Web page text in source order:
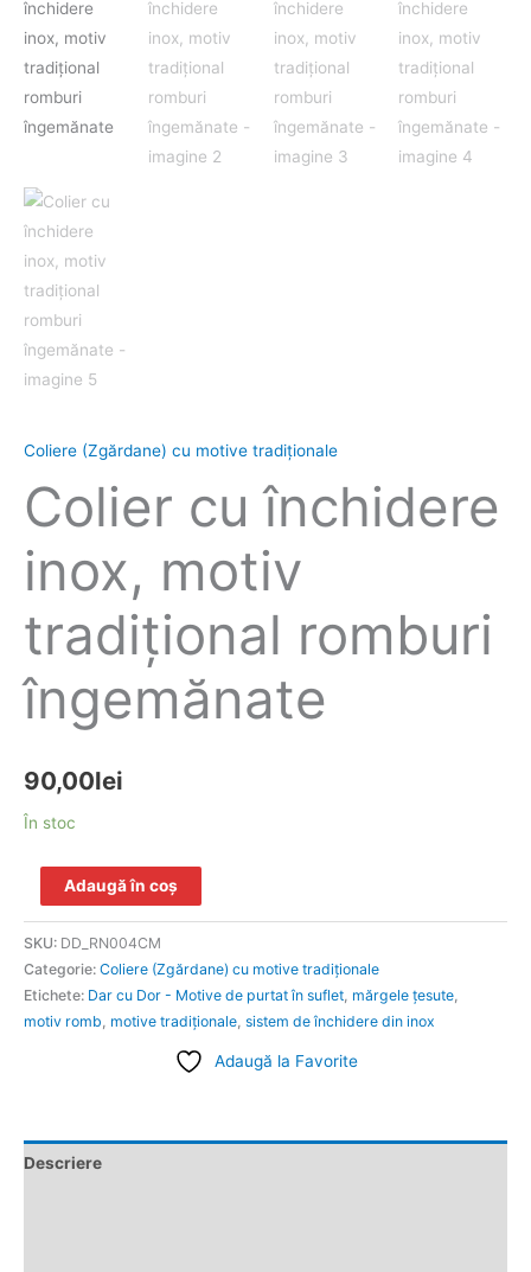
Coliere (Zgărdane) cu motive tradiționale
Colier cu închidere
inox, motiv
tradiţional romburi
îngemănate
90,00lei
În stoc
Adaugă în coș
SKU: DD_RN004CM
Categorie: Coliere (Zgărdane) cu motive tradiționale
Etichete: Dar cu Dor - Motive de purtat în suflet mărgele ţesute
motiv romb motive tradiţionale sistem de închidere din inox
Adaugă la Favorite
Descriere